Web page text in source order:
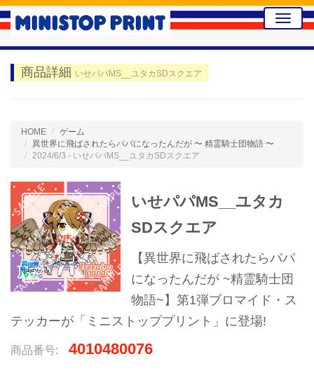
Toggle
商品詳細 いせパパMS__ユタカSDスクエア
HOME
ゲーム
異世界に飛ばされたらパパになったんだが 〜 精霊騎士団物語 〜
2024/6/3 - いせパパMS__ユタカSDスクエア
いせパパMS__ユタカ
SDスクエア
【異世界に飛ばされたらパパ
になったんだが ~精霊騎士団
物語~】第1弾ブロマイド・ス
テッカーが「ミニストッププリント」に登場!
商品番号: 4010480076